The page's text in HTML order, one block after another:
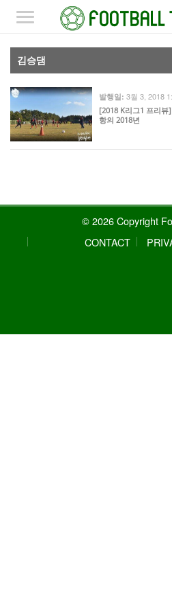
김승댐
발행일: 3월 3, 2018
[2018 K리그1 프리
항의 2018년
© 2026 Copyright
CONTACT